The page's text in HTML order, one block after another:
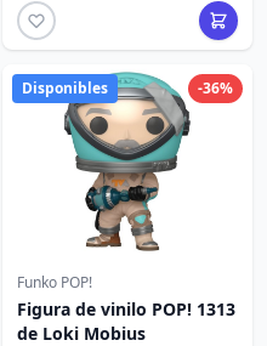
-36%
Disponibles
Funko POP!
Figura de vinilo POP! 1313
de Loki Mobius